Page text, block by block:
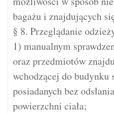
bagażu i znajdujących
§ 8. Przeglądanie
1) manualnym
oraz przedmiotów
wchodzącej do budynku
posiadanych bez
powierzchni ciała;